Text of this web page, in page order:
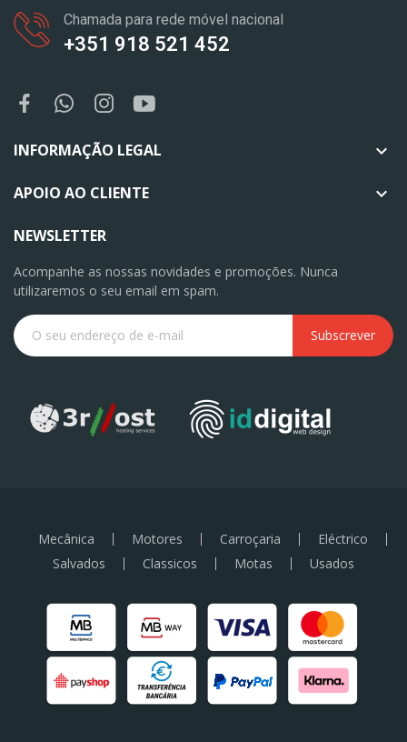
Chamada para rede móvel nacional
+351 918 521 452
INFORMAÇÃO LEGAL 
APOIO AO CLIENTE 
NEWSLETTER
Acompanhe as nossas novidades e promoções. Nunca
utilizaremos o seu email em spam.
Subscrever
Mecânica Motores Carroçaria
Eléctrico
Salvados
Classicos Motas Usados